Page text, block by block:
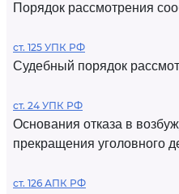
Порядок рассмотрения
ст. 125 УПК РФ
Судебный порядок
ст. 24 УПК РФ
Основания отказа в
прекращения уголовного
ст. 126 АПК РФ